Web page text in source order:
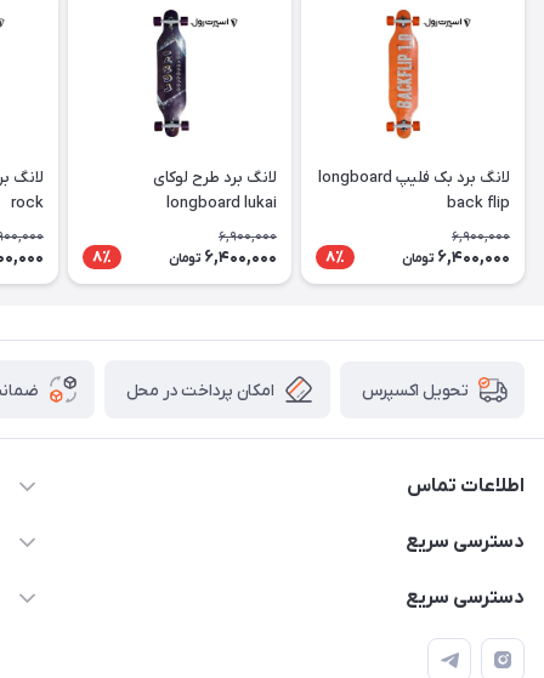
لانگ برد بک فلیپ longboard
back flip
6,900,000
6,400,000 تومان 8٪
لانگ برد طرح لوکای
longboard lukai
6,900,000
6,400,000 تومان 8٪
rock
تحویل اکسپرس امکان پرداخت در محل
اطلاعات تماس
۰۹۳۵۶۰۴۰۳۶۵
سیمای ورزش
دسترسی سریع
اسکیت فلایینگ ایگل
اسکیت دخترانه
دسترسی سریع
اسکوتر برقی دخترانه